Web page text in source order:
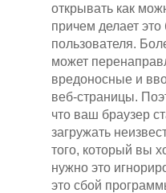
открывать как
причем делает
пользователя.
может
вредоносные и
веб-страницы.
что ваш браузер
загружать
того, который вы
нужно это
это сбой